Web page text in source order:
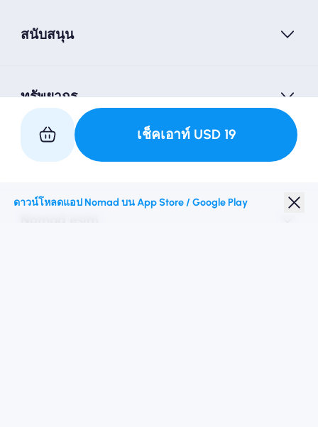
เช็คเอาท์ USD 19
สนับสนุน
ทรัพยากร
เป็นหุ้นส่วนกับเรา
ดาวน์โหลดแอป Nomad บน App Store / Google Play